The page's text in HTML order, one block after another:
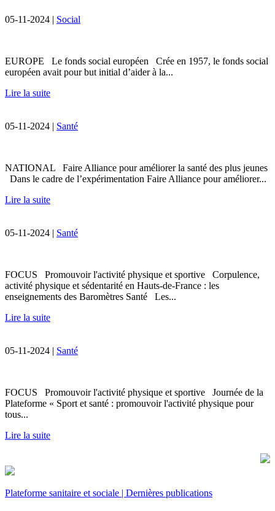
05-11-2024 | Social
EUROPE Le fonds social européen Crée en 1957, le fonds social
européen avait pour but initial d’aider à la...
Lire la suite
05-11-2024 | Santé
NATIONAL Faire Alliance pour améliorer la santé des plus jeunes
Dans le cadre de l’expérimentation Faire Alliance pour améliorer...
Lire la suite
05-11-2024 | Santé
FOCUS Promouvoir l'activité physique et sportive Corpulence,
activité physique et sédentarité en Hauts-de-France : les
enseignements des Baromètres Santé Les...
Lire la suite
05-11-2024 | Santé
FOCUS Promouvoir l'activité physique et sportive Journée de la
Plateforme « Sport et santé : promouvoir l'activité physique pour
tous...
Lire la suite
Plateforme sanitaire et sociale | Dernières publications